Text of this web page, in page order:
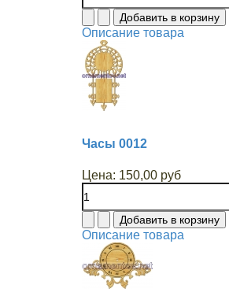
Описание товара
Часы 0012
Цена: 150,00 руб
Описание товара